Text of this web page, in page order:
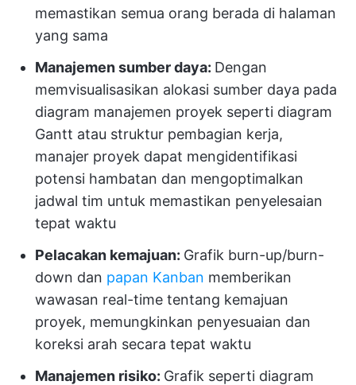
memastikan semua orang berada di halaman
yang sama
Manajemen sumber daya: Dengan
memvisualisasikan alokasi sumber daya pada
diagram manajemen proyek seperti diagram
Gantt atau struktur pembagian kerja,
manajer proyek dapat mengidentifikasi
potensi hambatan dan mengoptimalkan
jadwal tim untuk memastikan penyelesaian
tepat waktu
Pelacakan kemajuan: Grafik burn-up/burn-
down dan papan Kanban memberikan
wawasan real-time tentang kemajuan
proyek, memungkinkan penyesuaian dan
koreksi arah secara tepat waktu
Manajemen risiko: Grafik seperti diagram